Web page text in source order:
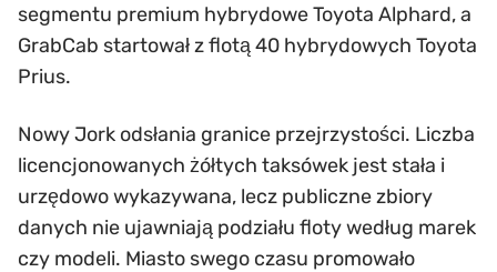
segmentu premium hybrydowe Toyota Alphard, a
GrabCab startował z flotą 40 hybrydowych Toyota
Prius.
Nowy Jork odsłania granice przejrzystości. Liczba
licencjonowanych żółtych taksówek jest stała i
urzędowo wykazywana, lecz publiczne zbiory
danych nie ujawniają podziału floty według marek
czy modeli. Miasto swego czasu promowało